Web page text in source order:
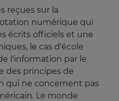
reçues sur la
numérique qui
écrits officiels et une
le cas d'école
l'information par le
des principes de
qui ne concernent pas
Le monde